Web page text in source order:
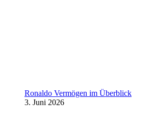
Ronaldo Vermögen im Überblick
3. Juni 2026